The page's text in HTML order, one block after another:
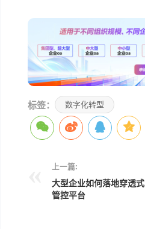
标签： 数字化转型
上一篇:
大型企业如何落地穿透式
管控平台